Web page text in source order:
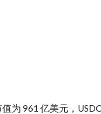
值为 961 亿美元，